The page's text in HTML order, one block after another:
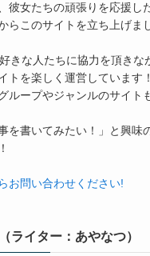
彼女たちの頑張りを応援し
らこのサイトを立ち上げま
きな人たちに協力を頂きな
トを楽しく運営しています！
ループやジャンルのサイト
を書いてみたい！」と興味
お問い合わせください!
ライター：あやなつ）